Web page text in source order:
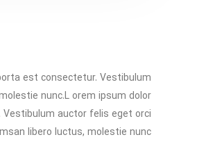
est consectetur. Vestibulum
nunc.L orem ipsum dolor
auctor felis eget orci
libero luctus, molestie nunc.